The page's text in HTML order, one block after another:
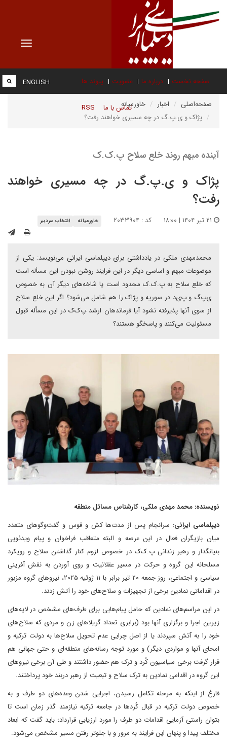
Toggle
صفحه نخست درباره ما عضویت پیوند ها
تماس با ما RSS
ENGLISH
صفحه‌اصلی اخبار
خاورمیانه
پژاک و ی.پ.گ در چه مسیری خواهند رفت؟
آینده مبهم روند خلع سلاح پ.ک.ک
پژاک و ی.پ.گ در چه مسیری خواهند
رفت؟
کد : ۲۰۳۳۹۰۴ خاورمیانه انتخاب سردبیر
محمدمهدی ملکی در یادداشتی برای دیپلماسی ایرانی می‌نویسد: یکی از
موضوعات مبهم و اساسی دیگر در این فرایند روشن نبودن این مسأله است
که خلع سلاح به پ.ک.ک محدود است یا شاخه‌های دیگر آن به خصوص
ی‌پ‌گ و پ‌ی‌د در سوریه و پژاک را هم شامل می‌شود؟ اگر این خلع سلاح
از سوی آنها پذیرفته نشود آیا فرماندهان ارشد پ‌ک‌ک در این مسأله قبول
مسئولیت می‌کنند و پاسخگو هستند؟
نویسنده: محمد مهدی ملکی، کارشناس مسائل منطقه
دیپلماسی ایرانی: سرانجام پس از مدت‌ها کش و قوس و گفت‌وگوهای متعدد
میان بازیگران فعال در این عرصه و البته متعاقب فراخوان و پیام ویدئویی
بنیانگذار و رهبر زندانی پ.ک‌ک در خصوص لزوم کنار گذاشتن سلاح و رویکرد
مسلحانه این گروه و حرکت در مسیر عقلانیت و روی آوردن به نقش آفرینی
سیاسی و اجتماعی، روز جمعه ۲۰ تیر برابر با ۱۱ ژوئیه ۲۰۲۵، نیروهای گروه مزبور
در اقداماتی نمادین برخی از تجهیزات و سلاح‌های خود را آتش زدند.
در این مراسم‌های نمادین که حامل پیام‌هایی برای طرف‌های مشخص در لایه‌های
زیرین اجرا و برگزاری آنها بود (برابری تعداد گریلاهای زن و مردی که سلاح‌های
خود را به آتش سپردند یا از اصل چرایی عدم تحویل سلاح‌ها به دولت ترکیه و
امحای آنها و مواردی دیگر) و مورد توجه رسانه‌های منطقه‌ای و حتی جهانی هم
قرار گرفت برخی سیاسیون کُرد و ترک هم حضور داشتند و طی آن برخی نیروهای
این گروه در اقدامی نمادین به ترک سلاح و تبعیت از رهبر دربند خود پرداختند.
فارغ از اینکه به مرحله تکامل رسیدن، اجرایی شدن وعده‌‌های دو طرف و به
خصوص دولت ترکیه در قبال کُردها در جامعه ترکیه نیازمند گذر زمان است تا
بتوان راستی آزمایی اقدامات دو طرف را مورد ارزیابی قرارداد؛ باید گفت که ابعاد
مختلف پیدا و پنهان این فرایند به مرور و با جلوتر رفتن مسیر مشخص می‌شود.